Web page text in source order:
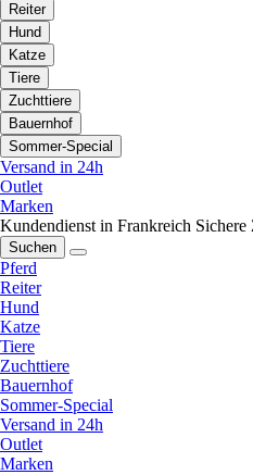
Reiter
Hund
Katze
Tiere
Zuchttiere
Bauernhof
Sommer-Special
Versand in 24h
Outlet
Marken
Kundendienst in Frankreich Sichere
Suchen
Pferd
Reiter
Hund
Katze
Tiere
Zuchttiere
Bauernhof
Sommer-Special
Versand in 24h
Outlet
Marken